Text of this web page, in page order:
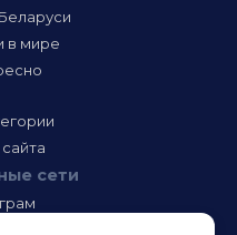
в мире
сети